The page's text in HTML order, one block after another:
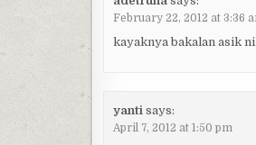
February 22, 2012 at 3:36
kayaknya bakalan asik
yanti says:
April 7, 2012 at 1:50 pm